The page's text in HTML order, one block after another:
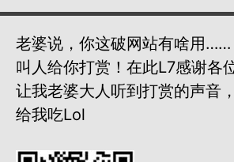
老婆说，你这破网站有啥用
叫人给你打赏！在此L7感谢各
让我老婆大人听到打赏的声音
给我吃lol